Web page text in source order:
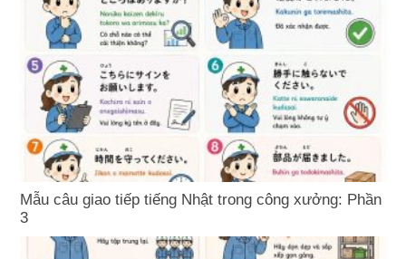
Mẫu câu giao tiếp tiếng Nhật trong công xưởng: Phần
3